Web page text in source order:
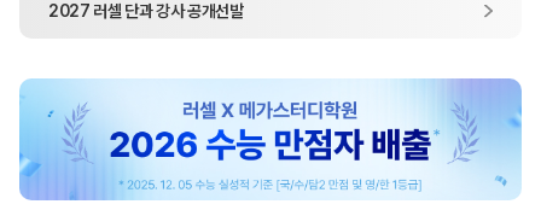
2027 러셀 단과강사 공개선발